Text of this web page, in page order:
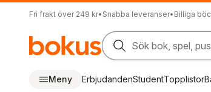
Fri frakt över 249 kr• Snabba leveranser• Billiga
Sök bok, spel,
Meny ErbjudandenStudentTopplistor